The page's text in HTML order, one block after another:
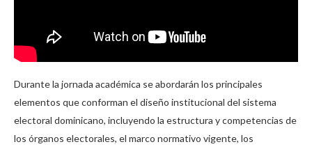
Durante la jornada académica se abordarán los principales
elementos que conforman el diseño institucional del sistema
electoral dominicano, incluyendo la estructura y competencias de
los órganos electorales, el marco normativo vigente, los